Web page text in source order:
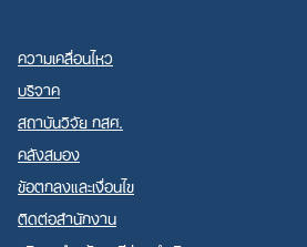
ความเคลื่อนไหว
บริจาค
สถาบันวิจัย กสศ.
คลังสมอง
ข้อตกลงและเงื่อนไข
ติดต่อสำนักงาน